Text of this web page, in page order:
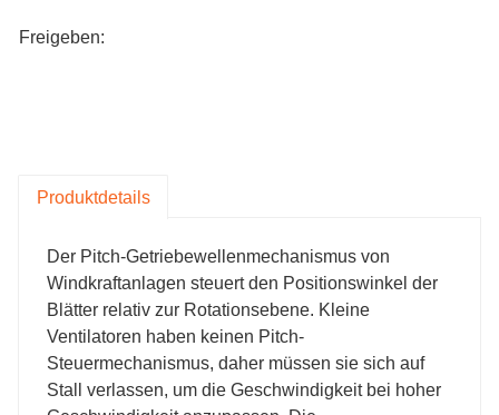
streng verboten, sodass die Qualität garantiert werden
Freigeben:
Produktdetails
Der Pitch-Getriebewellenmechanismus von
Windkraftanlagen steuert den Positionswinkel der
Blätter relativ zur Rotationsebene. Kleine
Ventilatoren haben keinen Pitch-
Steuermechanismus, daher müssen sie sich auf
Stall verlassen, um die Geschwindigkeit bei hoher